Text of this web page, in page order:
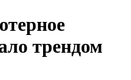
трендом